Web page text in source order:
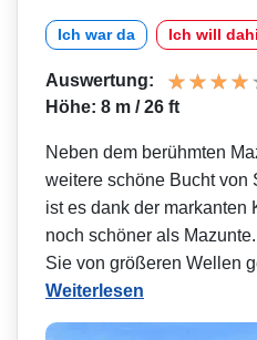
Ich war da Ich will
Auswertung:
Höhe: 8 m / 26 ft
Neben dem berühmten
weitere schöne Bucht von
ist es dank der markanten
noch schöner als
Sie von größeren Wellen
Weiterlesen